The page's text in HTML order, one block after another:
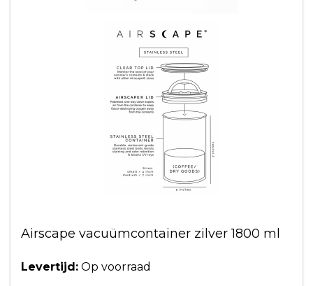
Airscape vacuümcontainer zilver 1800 ml
Levertijd: Op voorraad